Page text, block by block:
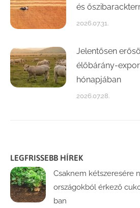
és
2026.07.31.
Jelentősen
élőbárány-
hónapjában
2026.07.28.
LEGFRISSEBB HÍREK
Csaknem kétszeresére
országokból érkező
ban